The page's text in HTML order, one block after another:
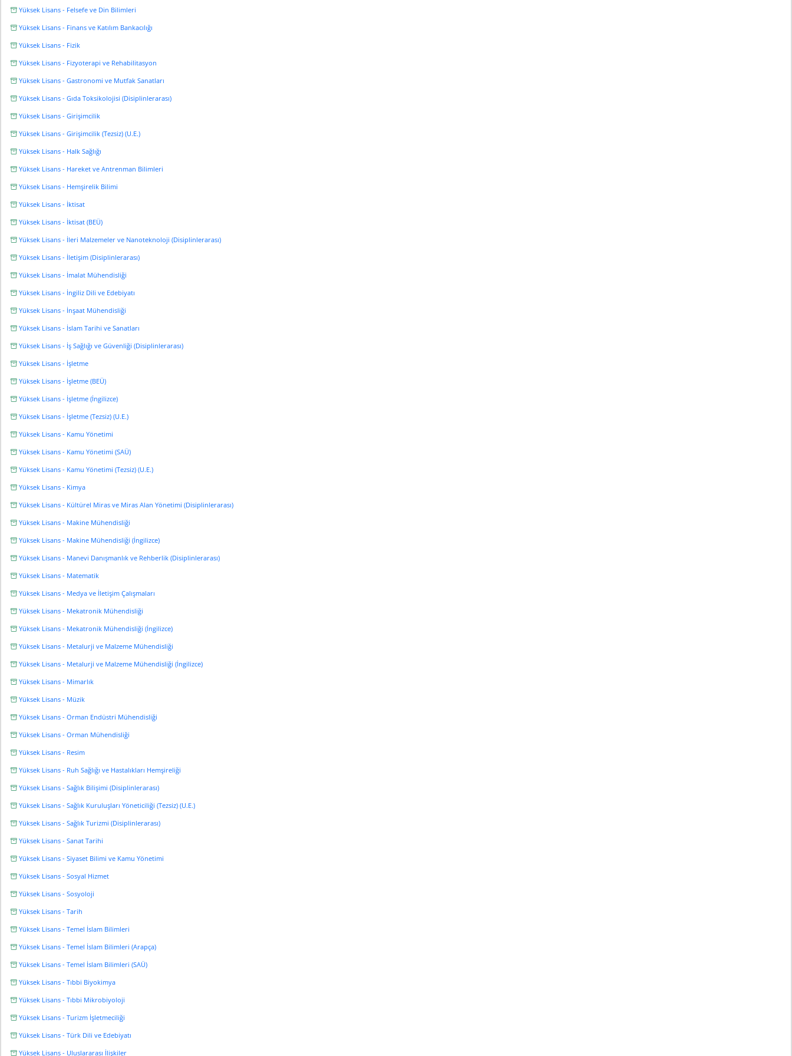
Yüksek Lisans - Felsefe ve Din Bilimleri
Yüksek Lisans - Finans ve Katılım Bankacılığı
Yüksek Lisans - Fizik
Yüksek Lisans - Fizyoterapi ve Rehabilitasyon
Yüksek Lisans - Gastronomi ve Mutfak Sanatları
Yüksek Lisans - Gıda Toksikolojisi (Disiplinlerarası)
Yüksek Lisans - Girişimcilik
Yüksek Lisans - Girişimcilik (Tezsiz) (U.E.)
Yüksek Lisans - Halk Sağlığı
Yüksek Lisans - Hareket ve Antrenman Bilimleri
Yüksek Lisans - Hemşirelik Bilimi
Yüksek Lisans - İktisat
Yüksek Lisans - İktisat (BEÜ)
Yüksek Lisans - İleri Malzemeler ve Nanoteknoloji (Disiplinlerarası)
Yüksek Lisans - İletişim (Disiplinlerarası)
Yüksek Lisans - İmalat Mühendisliği
Yüksek Lisans - İngiliz Dili ve Edebiyatı
Yüksek Lisans - İnşaat Mühendisliği
Yüksek Lisans - İslam Tarihi ve Sanatları
Yüksek Lisans - İş Sağlığı ve Güvenliği (Disiplinlerarası)
Yüksek Lisans - İşletme
Yüksek Lisans - İşletme (BEÜ)
Yüksek Lisans - İşletme (İngilizce)
Yüksek Lisans - İşletme (Tezsiz) (U.E.)
Yüksek Lisans - Kamu Yönetimi
Yüksek Lisans - Kamu Yönetimi (SAÜ)
Yüksek Lisans - Kamu Yönetimi (Tezsiz) (U.E.)
Yüksek Lisans - Kimya
Yüksek Lisans - Kültürel Miras ve Miras Alan Yönetimi (Disiplinlerarası)
Yüksek Lisans - Makine Mühendisliği
Yüksek Lisans - Makine Mühendisliği (İngilizce)
Yüksek Lisans - Manevi Danışmanlık ve Rehberlik (Disiplinlerarası)
Yüksek Lisans - Matematik
Yüksek Lisans - Medya ve İletişim Çalışmaları
Yüksek Lisans - Mekatronik Mühendisliği
Yüksek Lisans - Mekatronik Mühendisliği (İngilizce)
Yüksek Lisans - Metalurji ve Malzeme Mühendisliği
Yüksek Lisans - Metalurji ve Malzeme Mühendisliği (İngilizce)
Yüksek Lisans - Mimarlık
Yüksek Lisans - Müzik
Yüksek Lisans - Orman Endüstri Mühendisliği
Yüksek Lisans - Orman Mühendisliği
Yüksek Lisans - Resim
Yüksek Lisans - Ruh Sağlığı ve Hastalıkları Hemşireliği
Yüksek Lisans - Sağlık Bilişimi (Disiplinlerarası)
Yüksek Lisans - Sağlık Kuruluşları Yöneticiliği (Tezsiz) (U.E.)
Yüksek Lisans - Sağlık Turizmi (Disiplinlerarası)
Yüksek Lisans - Sanat Tarihi
Yüksek Lisans - Siyaset Bilimi ve Kamu Yönetimi
Yüksek Lisans - Sosyal Hizmet
Yüksek Lisans - Sosyoloji
Yüksek Lisans - Tarih
Yüksek Lisans - Temel İslam Bilimleri
Yüksek Lisans - Temel İslam Bilimleri (Arapça)
Yüksek Lisans - Temel İslam Bilimleri (SAÜ)
Yüksek Lisans - Tıbbi Biyokimya
Yüksek Lisans - Tıbbi Mikrobiyoloji
Yüksek Lisans - Turizm İşletmeciliği
Yüksek Lisans - Türk Dili ve Edebiyatı
Yüksek Lisans - Uluslararası İlişkiler